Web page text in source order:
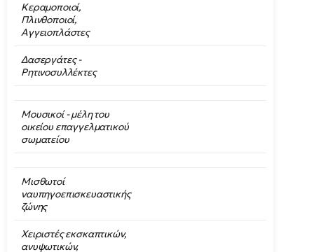
Κεραμοποιοί,
Πλινθοποιοί,
Αγγειοπλάστες
Δασεργάτες -
Ρητινοσυλλέκτες
Μουσικοί - μέλη του
οικείου επαγγελματικού
σωματείου
Μισθωτοί
ναυπηγοεπισκευαστικής
ζώνης
Χειριστές εκσκαπτικών,
ανυψωτικών,